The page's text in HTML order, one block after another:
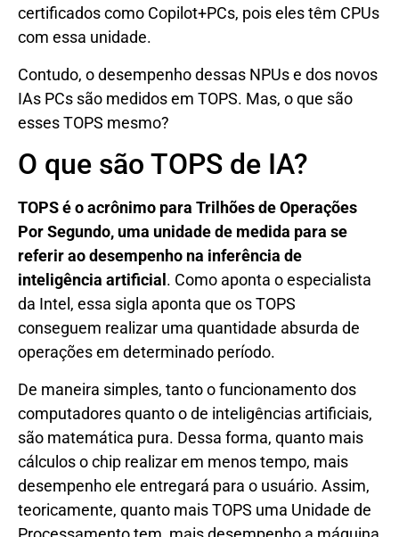
certificados como Copilot+PCs, pois eles têm CPUs
com essa unidade.
Contudo, o desempenho dessas NPUs e dos novos
IAs PCs são medidos em TOPS. Mas, o que são
esses TOPS mesmo?
O que são TOPS de IA?
TOPS é o acrônimo para Trilhões de Operações
Por Segundo, uma unidade de medida para se
referir ao desempenho na inferência de
inteligência artificial . Como aponta o especialista
da Intel, essa sigla aponta que os TOPS
conseguem realizar uma quantidade absurda de
operações em determinado período.
De maneira simples, tanto o funcionamento dos
computadores quanto o de inteligências artificiais,
são matemática pura. Dessa forma, quanto mais
cálculos o chip realizar em menos tempo, mais
desempenho ele entregará para o usuário. Assim,
teoricamente, quanto mais TOPS uma Unidade de